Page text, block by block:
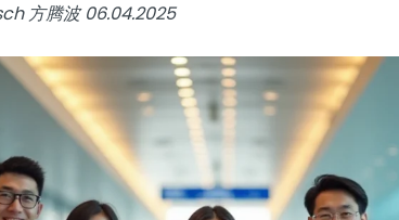
方腾波 06.04.2025